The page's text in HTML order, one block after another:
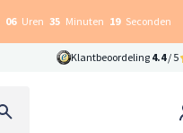
06 Uren 35 Minuten 18 Seconden
Klantbeoordeling 4.4/ 5